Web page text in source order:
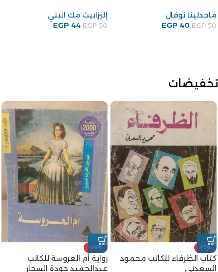
ماجدلينا نوفال
EGP50
EGP 40
إليزابيث مك انيني
EGP50
EGP 44
تخفيضات
-17%
كتاب الظرفاء للكاتب محمود
السعدني
-29%
رواية أم العروسة للكاتب
عبدالحميد جودة السحار